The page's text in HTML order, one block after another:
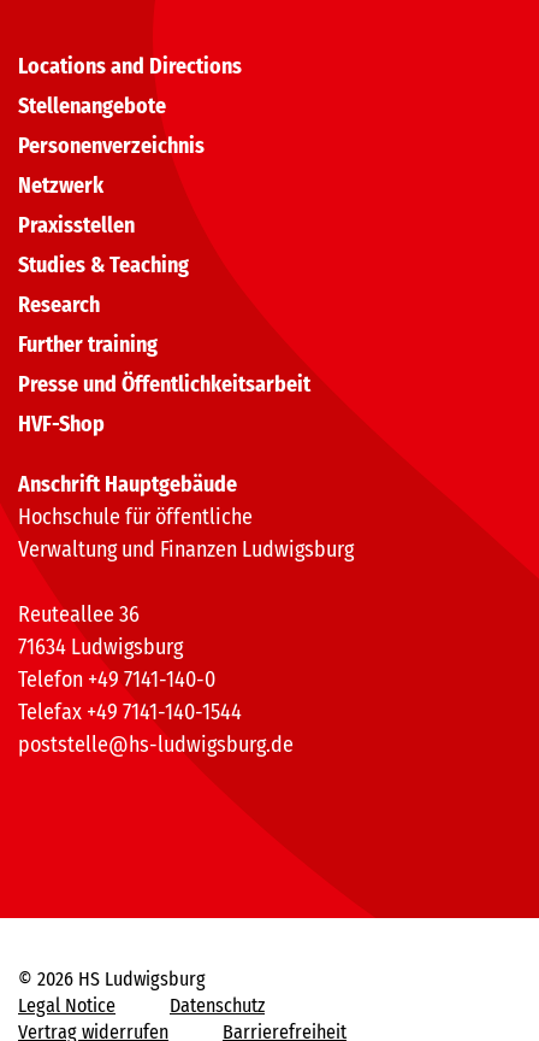
Locations and Directions
Stellenangebote
Personenverzeichnis
Netzwerk
Praxisstellen
Studies & Teaching
Research
Further training
Presse und Öffentlichkeitsarbeit
HVF-Shop
Anschrift Hauptgebäude
Hochschule für öffentliche
Verwaltung und Finanzen Ludwigsburg
Reuteallee 36
71634 Ludwigsburg
Telefon +49 7141-140-0
Telefax +49 7141-140-1544
poststelle@hs-ludwigsburg.de
© 2026 HS Ludwigsburg
Legal Notice
Datenschutz
Vertrag widerrufen
Barrierefreiheit